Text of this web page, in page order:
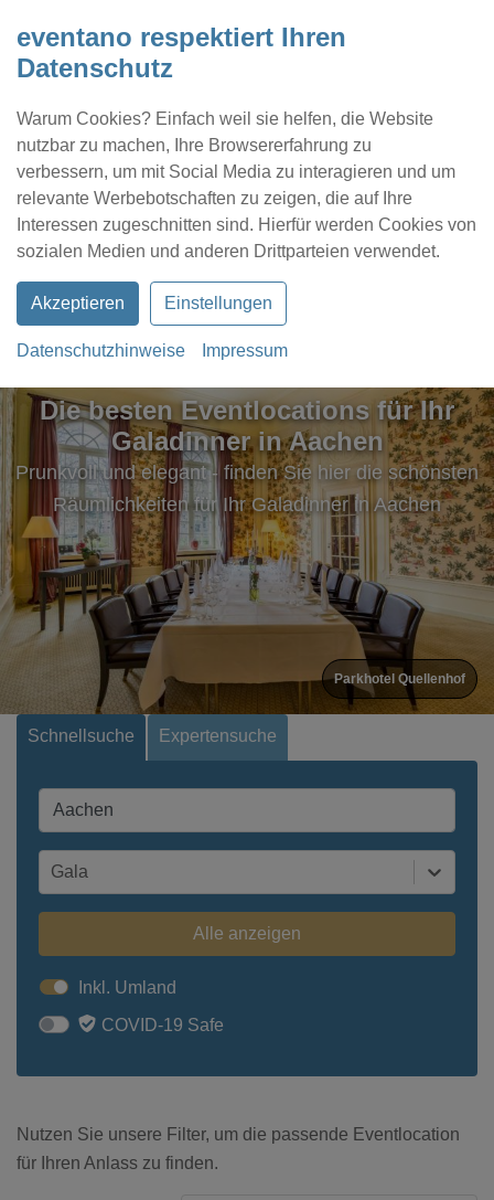
eventano respektiert Ihren
Datenschutz
Warum Cookies? Einfach weil sie helfen, die Website
nutzbar zu machen, Ihre Browsererfahrung zu
verbessern, um mit Social Media zu interagieren und um
relevante Werbebotschaften zu zeigen, die auf Ihre
Interessen zugeschnitten sind. Hierfür werden Cookies von
sozialen Medien und anderen Drittparteien verwendet.
Akzeptieren Einstellungen
Datenschutzhinweise Impressum
Kontakt Location eintragen Profil
Die besten Eventlocations für Ihr
Galadinner in Aachen
Prunkvoll und elegant - finden Sie hier die schönsten
Räumlichkeiten für Ihr Galadinner in Aachen
Parkhotel Quellenhof
Schnellsuche Expertensuche
Gala
Alle anzeigen
Inkl. Umland
COVID-19 Safe
Nutzen Sie unsere Filter, um die passende Eventlocation
für Ihren Anlass zu finden.